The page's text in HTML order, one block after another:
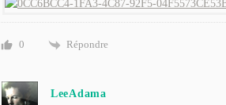
0 Répondre
LeeAdama